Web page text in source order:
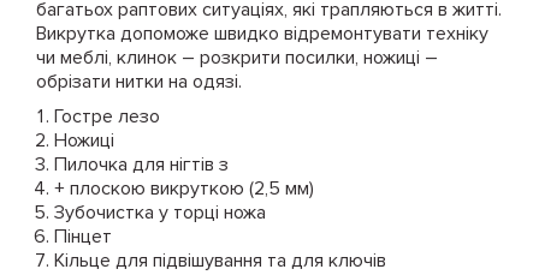
багатьох раптових ситуаціях, які трапляються в житті.
Викрутка допоможе швидко відремонтувати техніку
чи меблі, клинок – розкрити посилки, ножиці –
обрізати нитки на одязі.
Гостре лезо
Ножиці
Пилочка для нігтів з
+ плоскою викруткою (2,5 мм)
Зубочистка у торці ножа
Пінцет
Кільце для підвішування та для ключів